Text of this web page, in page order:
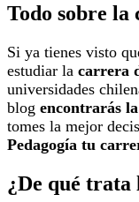
Todo sobre la
Si ya tienes visto
estudiar la carrera
universidades
blog encontrarás
tomes la mejor
Pedagogía tu
¿De qué trata